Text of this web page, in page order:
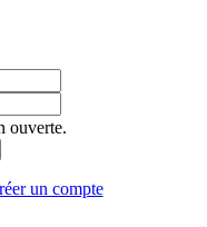
ouverte.
un compte